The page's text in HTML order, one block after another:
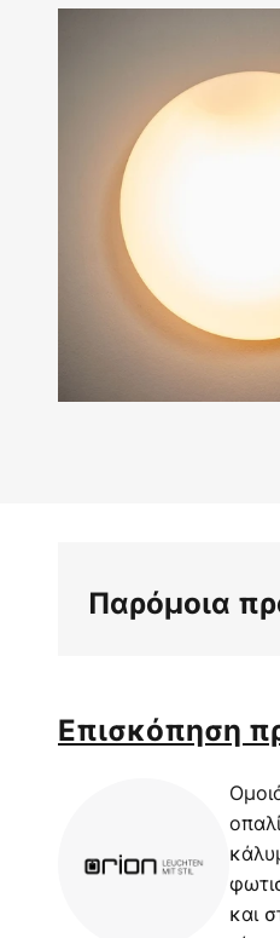
συλλογής
Παρόμοια
Επισκόπηση
και